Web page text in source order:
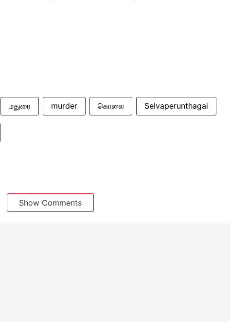
மதுரை murder கொலை Selvaperunthagai
Show Comments